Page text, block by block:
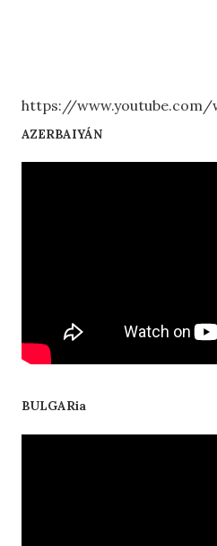
https://www.youtube.com/
AZERBAIYÁN
BULGARia